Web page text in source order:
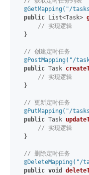
@GetMapping("/
public List<Task>
// 实现逻辑
}
// 创建定时任务
@PostMapping("/
public Task
// 实现逻辑
}
// 更新定时任务
@PutMapping("/
public Task
// 实现逻辑
}
// 删除定时任务
public void